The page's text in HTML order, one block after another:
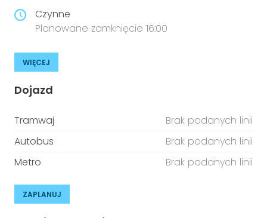
Czynne
Planowane zamknięcie 16:00
WIĘCEJ
Dojazd
Tramwaj
Brak podanych linii
Autobus
Brak podanych linii
Metro
Brak podanych linii
ZAPLANUJ